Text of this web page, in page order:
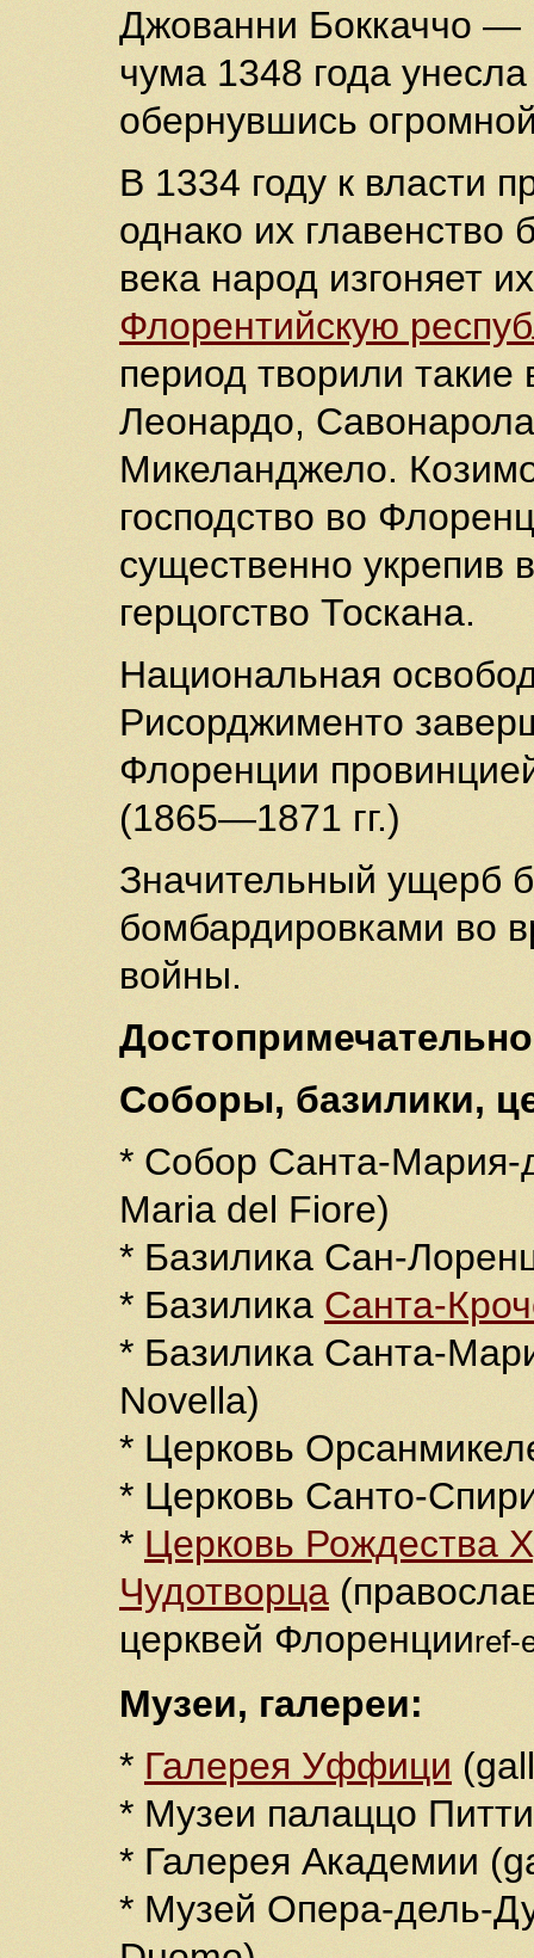
Джованни Боккаччо —
чума 1348 года
обернувшись
В 1334 году к власти
однако их
века народ изгоняет
Флорентийскую
период творили такие
Леонардо,
Микеланджело.
господство во
существенно укрепив
герцогство Тоскана.
Национальная
Рисорджименто
Флоренции
(1865—1871 гг.)
Значительный ущерб
бомбардировками во
войны.
Соборы, базилики,
* Собор Санта-
Maria del Fiore)
* Базилика Сан-
* Базилика Санта-
* Базилика Санта-
Novella)
* Церковь
* Церковь Санто-
* Церковь Рождества
Чудотворца
церквей Флоренцииref-
Музеи, галереи:
* Галерея Уффици
* Музеи палаццо
* Галерея Академии
* Музей Опера-дель-